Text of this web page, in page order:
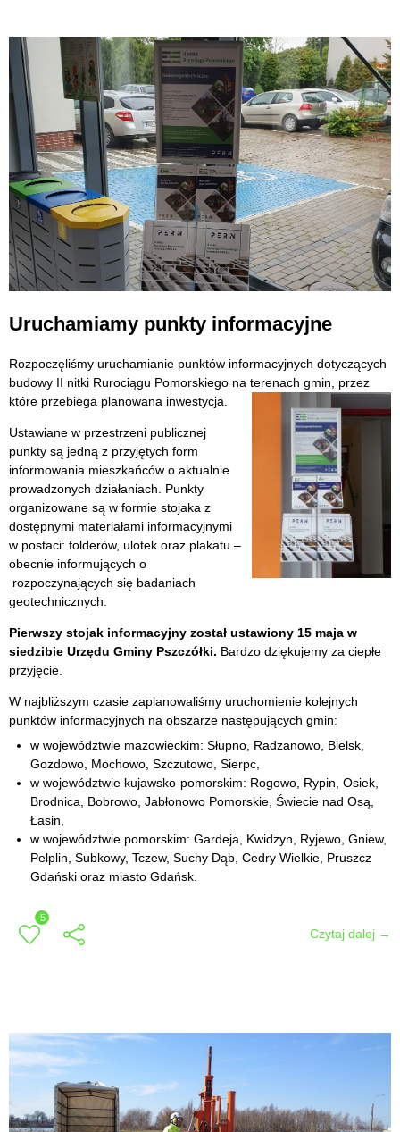
Uruchamiamy punkty informacyjne
Rozpoczęliśmy uruchamianie punktów informacyjnych dotyczących
budowy II nitki Rurociągu Pomorskiego na terenach gmin, przez
które przebiega planowana inwestycja.
Ustawiane w przestrzeni publicznej
punkty są jedną z przyjętych form
informowania mieszkańców o aktualnie
prowadzonych działaniach. Punkty
organizowane są w formie stojaka z
dostępnymi materiałami informacyjnymi
w postaci: folderów, ulotek oraz plakatu –
obecnie informujących o
rozpoczynających się badaniach
geotechnicznych.
Pierwszy stojak informacyjny został ustawiony 15 maja w
siedzibie Urzędu Gminy Pszczółki. Bardzo dziękujemy za ciepłe
przyjęcie.
W najbliższym czasie zaplanowaliśmy uruchomienie kolejnych
punktów informacyjnych na obszarze następujących gmin:
w województwie mazowieckim: Słupno, Radzanowo, Bielsk,
Gozdowo, Mochowo, Szczutowo, Sierpc,
w województwie kujawsko-pomorskim: Rogowo, Rypin, Osiek,
Brodnica, Bobrowo, Jabłonowo Pomorskie, Świecie nad Osą,
Łasin,
w województwie pomorskim: Gardeja, Kwidzyn, Ryjewo, Gniew,
Pelplin, Subkowy, Tczew, Suchy Dąb, Cedry Wielkie, Pruszcz
Gdański oraz miasto Gdańsk.
5
Czytaj dalej →